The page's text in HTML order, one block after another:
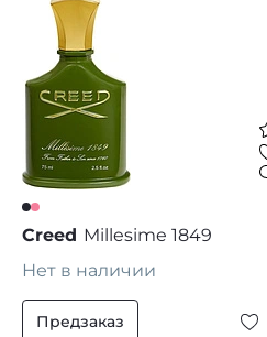
Creed Millesime 1849
Нет в наличии
Предзаказ